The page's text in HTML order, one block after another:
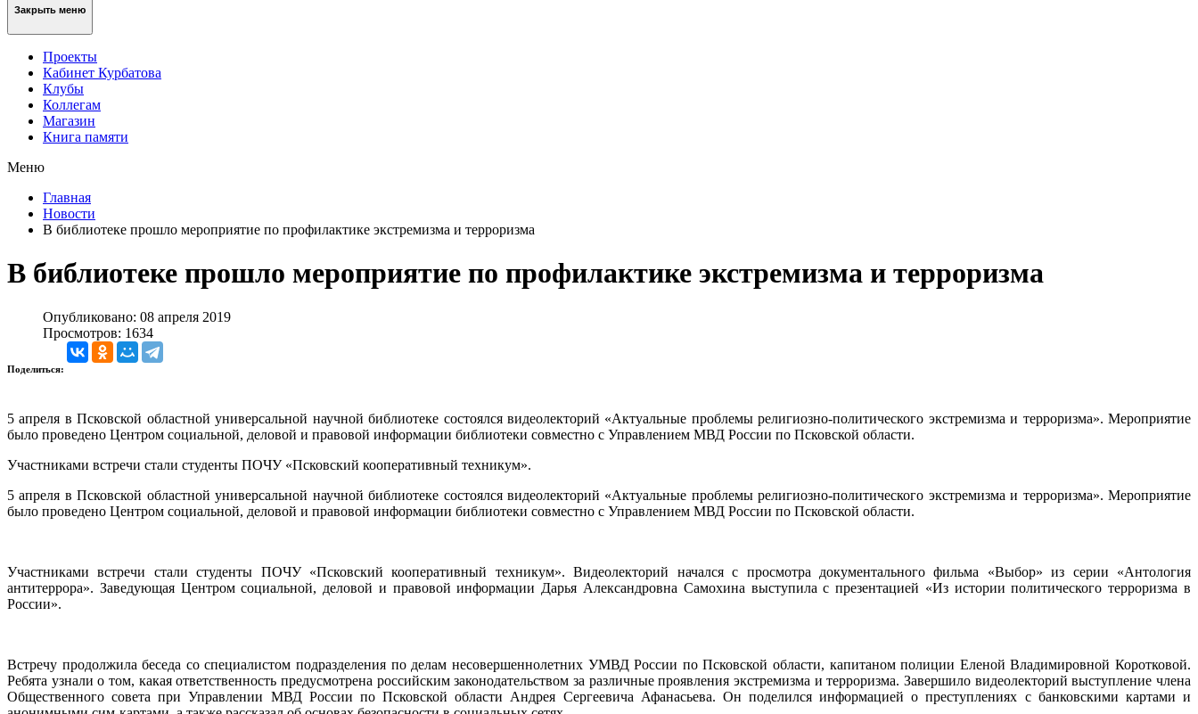
Закрыть меню
Проекты
Кабинет Курбатова
Клубы
Коллегам
Магазин
Книга памяти
Меню
Главная
Новости
В библиотеке прошло мероприятие по профилактике экстремизма и терроризма
В библиотеке прошло мероприятие по профилактике экстремизма и терроризма
Опубликовано: 08 апреля 2019
Просмотров: 1634
Поделиться:
5 апреля в Псковской областной универсальной научной библиотеке состоялся видеолекторий «Актуальные проблемы религиозно-политического экстремизма и терроризма». Мероприятие
было проведено Центром социальной, деловой и правовой информации библиотеки совместно с Управлением МВД России по Псковской области.
Участниками встречи стали студенты ПОЧУ «Псковский кооперативный техникум».
5 апреля в Псковской областной универсальной научной библиотеке состоялся видеолекторий «Актуальные проблемы религиозно-политического экстремизма и терроризма». Мероприятие
было проведено Центром социальной, деловой и правовой информации библиотеки совместно с Управлением МВД России по Псковской области.
Участниками встречи стали студенты ПОЧУ «Псковский кооперативный техникум». Видеолекторий начался с просмотра документального фильма «Выбор» из серии «Антология
антитеррора». Заведующая Центром социальной, деловой и правовой информации Дарья Александровна Самохина выступила с презентацией «Из истории политического терроризма в
России».
Встречу продолжила беседа со специалистом подразделения по делам несовершеннолетних УМВД России по Псковской области, капитаном полиции Еленой Владимировной Коротковой.
Ребята узнали о том, какая ответственность предусмотрена российским законодательством за различные проявления экстремизма и терроризма. Завершило видеолекторий выступление члена
Общественного совета при Управлении МВД России по Псковской области Андрея Сергеевича Афанасьева. Он поделился информацией о преступлениях с банковскими картами и